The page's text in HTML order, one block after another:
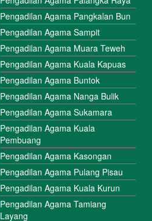
Pengadilan Agama Pangkalan Bun
Pengadilan Agama Sampit
Pengadilan Agama Muara Teweh
Pengadilan Agama Kuala Kapuas
Pengadilan Agama Buntok
Pengadilan Agama Nanga Bulik
Pengadilan Agama Sukamara
Pengadilan Agama Kuala
Pembuang
Pengadilan Agama Kasongan
Pengadilan Agama Pulang Pisau
Pengadilan Agama Kuala Kurun
Pengadilan Agama Tamiang
Layang